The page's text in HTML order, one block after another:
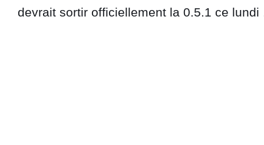
devrait sortir officiellement la 0.5.1 ce lundi